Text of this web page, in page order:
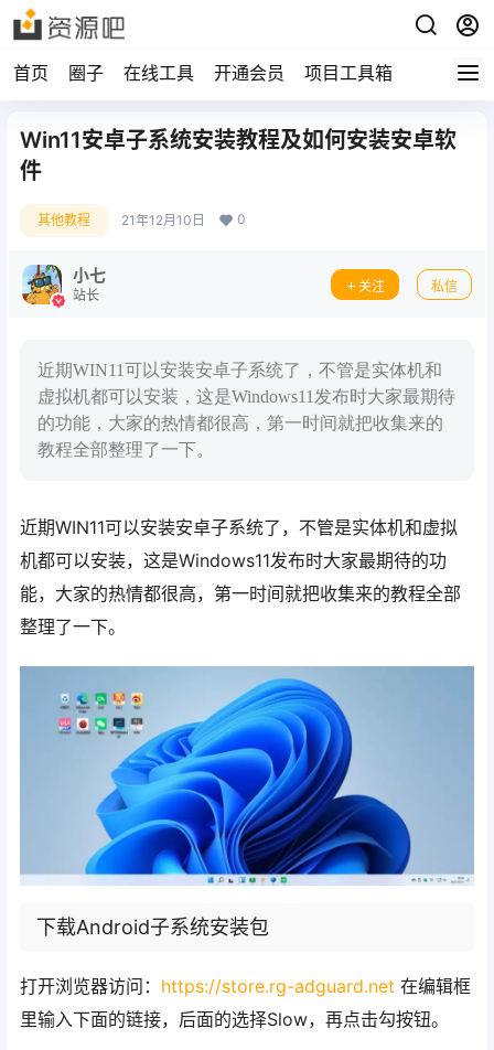
首页 圈子 在线工具 开通会员 项目工具箱
Win11安卓子系统安装教程及如何安装安卓软
件
其他教程 21年12月10日 0
小七
站长
关注 私信
近期WIN11可以安装安卓子系统了，不管是实体机和
虚拟机都可以安装，这是Windows11发布时大家最期待
的功能，大家的热情都很高，第一时间就把收集来的
教程全部整理了一下。
近期WIN11可以安装安卓子系统了，不管是实体机和虚拟
机都可以安装，这是Windows11发布时大家最期待的功
能，大家的热情都很高，第一时间就把收集来的教程全部
整理了一下。
下载Android子系统安装包
打开浏览器访问： https://store.rg-adguard.net 在编辑框
里输入下面的链接，后面的选择Slow，再点击勾按钮。